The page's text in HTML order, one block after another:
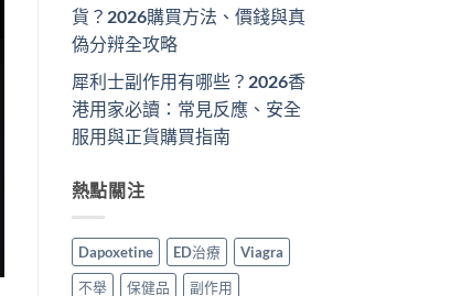
貨？2026購買方法、價錢與真
偽分辨全攻略
犀利士副作用有哪些？2026香
港用家必讀：常見反應、安全
服用與正貨購買指南
熱點關注
Dapoxetine ED治療
Viagra
不舉
保健品
副作用